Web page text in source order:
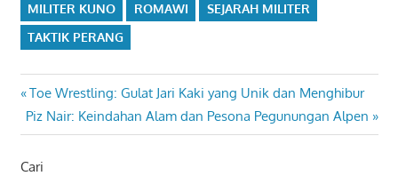
MILITER KUNO
ROMAWI
SEJARAH MILITER
TAKTIK PERANG
Navigasi
pos
Previous
Post:
Toe Wrestling: Gulat Jari Kaki yang Unik dan Menghibur
Next
Post:
Piz Nair: Keindahan Alam dan Pesona Pegunungan Alpen
Cari